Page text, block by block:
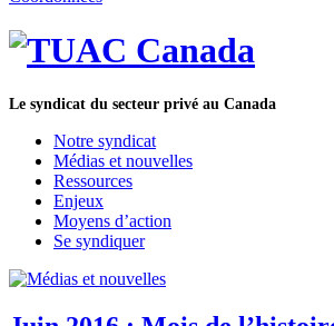
Le syndicat du secteur privé au Canada
Notre syndicat
Médias et nouvelles
Ressources
Enjeux
Moyens d’action
Se syndiquer